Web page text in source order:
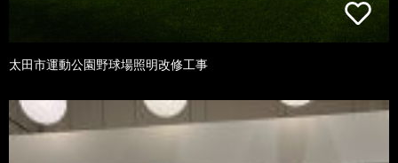
太田市運動公園野球場照明改修工事